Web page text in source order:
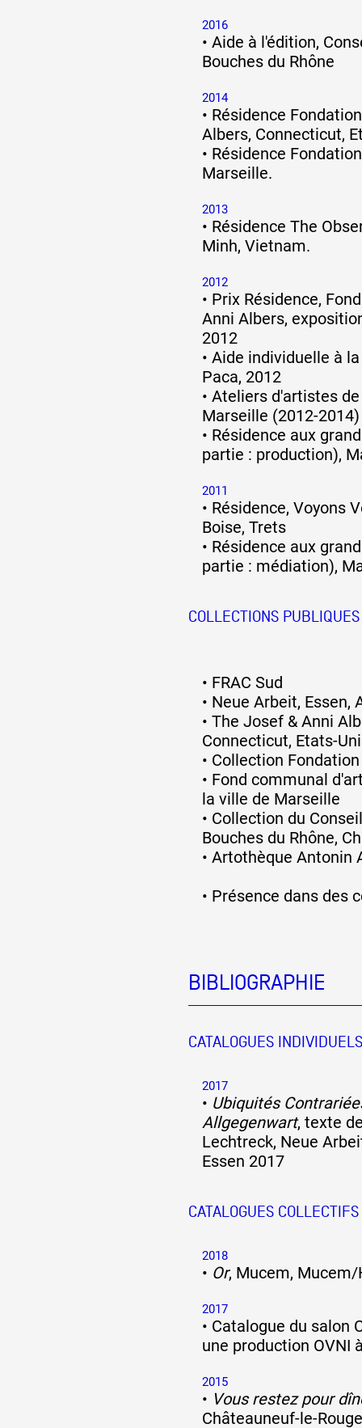
2016
• Aide à l'édition,
Bouches du Rhône
2014
• Résidence
Albers, Connecticut,
• Résidence
Marseille.
2013
• Résidence The
Minh, Vietnam.
2012
• Prix Résidence,
Anni Albers,
2012
• Aide individuelle à
Paca, 2012
• Ateliers d'artistes
Marseille (2012-2014)
• Résidence aux
partie : production),
2011
• Résidence, Voyons
Boise, Trets
• Résidence aux
partie : médiation),
COLLECTIONS
• FRAC Sud
• Neue Arbeit, Essen,
• The Josef & Anni
Connecticut, Etats-
• Collection
• Fond communal
la ville de Marseille
• Collection du
Bouches du Rhône,
• Artothèque Antonin
• Présence dans des
BIBLIOGRAPHIE
CATALOGUES INDIVIDUELS
2017
• Ubiquités
Allgegenwart, texte
Lechtreck, Neue
Essen 2017
CATALOGUES COLLECTIFS
2018
• Or, Mucem, Mucem/
2017
• Catalogue du salon
une production OVNI
2015
• Vous restez pour
Châteauneuf-le-